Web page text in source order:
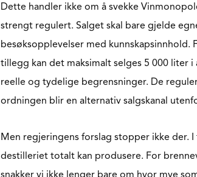
Dette handler ikke om å svekke
strengt regulert. Salget skal bare gjelde
besøksopplevelser med kunnskapsinnhold.
tillegg kan det maksimalt selges 5 000
reelle og tydelige begrensninger. De
ordningen blir en alternativ salgskanal
Men regjeringens forslag stopper ikke der.
destilleriet totalt kan produsere. For
snakker vi ikke lenger bare om hvor mye